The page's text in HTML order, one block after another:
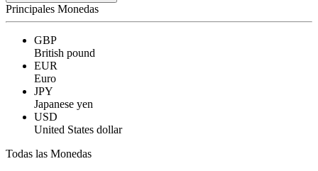
Principales Monedas
GBP
British pound
EUR
Euro
JPY
Japanese yen
USD
United States dollar
Todas las Monedas